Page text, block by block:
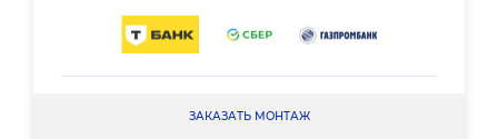
ЗАКАЗАТЬ МОНТАЖ